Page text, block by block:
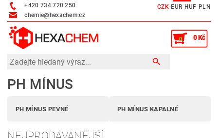
+420 734 720 250
chemie@hexachem.cz
CZK EUR HUF PLN
0 0 Kč
PH MÍNUS
PH MÍNUS PEVNÉ PH MÍNUS KAPALNÉ